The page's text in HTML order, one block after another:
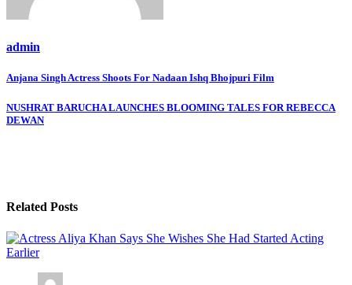
admin
Post
navigation
Anjana Singh Actress Shoots For Nadaan Ishq Bhojpuri Film
NUSHRAT BARUCHA LAUNCHES BLOOMING TALES FOR REBECCA
DEWAN
Related Posts